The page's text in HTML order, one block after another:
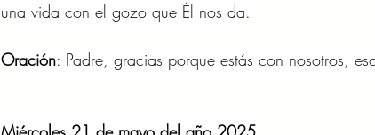
una vida con el gozo que Él nos da.
Oración: Padre, gracias porque estás con nosotros,